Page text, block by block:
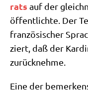
rats auf der
öf­fent­lich­te. Der
fran­zö­si­scher
ziert, daß der
zurücknehme.
Eine der